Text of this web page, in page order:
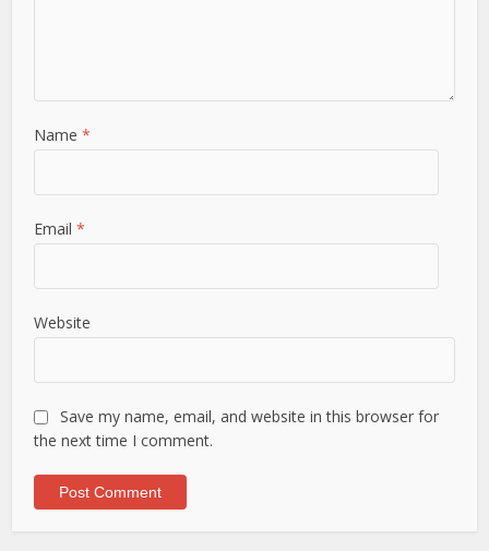
Name*
Email*
Website
Save my name, email, and website in this browser for
the next time I comment.